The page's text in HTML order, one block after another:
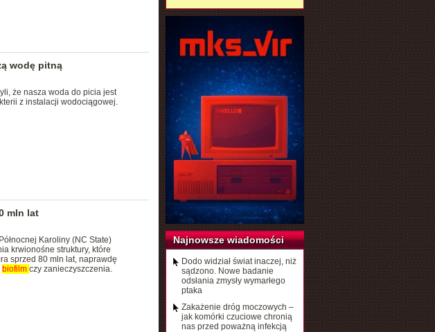
wodę pitną
że nasza woda do picia jest
z instalacji wodociągowej.
mln lat
Karoliny (NC State)
krwionośne struktury, które
sprzed 80 mln lat, naprawdę
biofilm czy zanieczyszczenia.
Najnowsze wiadomości
Dodo widział świat inaczej, niż
sądzono. Nowe badanie
odsłania zmysły wymarłego
ptaka
Zakażenie dróg moczowych –
jak komórki czuciowe chronią
nas przed poważną infekcją